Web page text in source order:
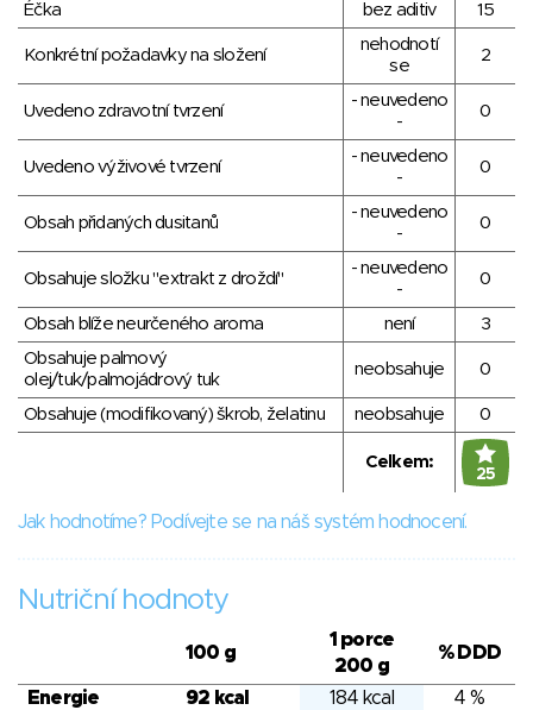
Éčka
bez aditiv 15
Konkrétní požadavky na složení
nehodnotí
se
2
Uvedeno zdravotní tvrzení
- neuvedeno
-
0
Uvedeno výživové tvrzení
- neuvedeno
-
0
Obsah přidaných dusitanů
- neuvedeno
-
0
Obsahuje složku "extrakt z droždí"
- neuvedeno
-
0
Obsah blíže neurčeného aroma není
3
Obsahuje palmový
olej/tuk/palmojádrový tuk
neobsahuje 0
Obsahuje (modifikovaný) škrob, želatinu neobsahuje 0
Celkem:
25
Jak hodnotíme? Podívejte se na náš systém hodnocení.
Nutriční hodnoty
100 g
1 porce
200 g
% DDD
Energie 92 kcal 184 kcal
4 %